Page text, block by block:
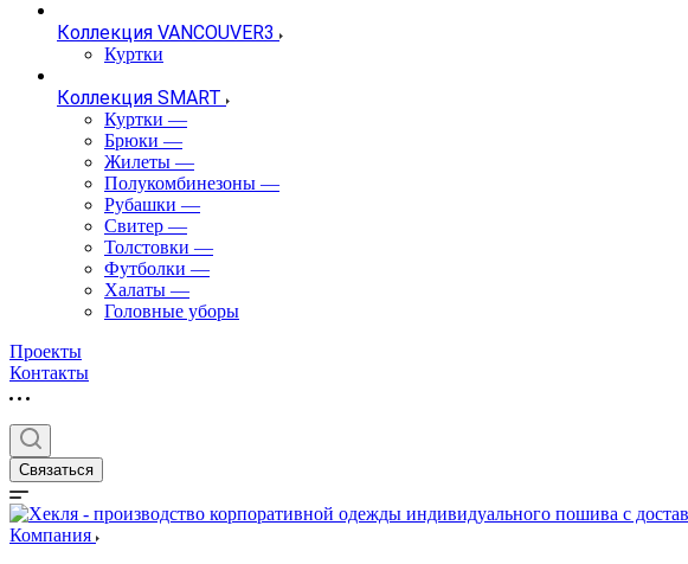
Коллекция VANCOUVER3
Куртки
Коллекция SMART
Куртки —
Брюки —
Жилеты —
Полукомбинезоны —
Рубашки —
Свитер —
Толстовки —
Футболки —
Халаты —
Головные уборы
Проекты
Контакты
Связаться
Компания